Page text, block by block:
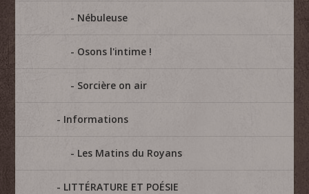
Nébuleuse
Osons l'intime !
Sorcière on air
Informations
Les Matins du Royans
LITTÉRATURE ET POÉSIE